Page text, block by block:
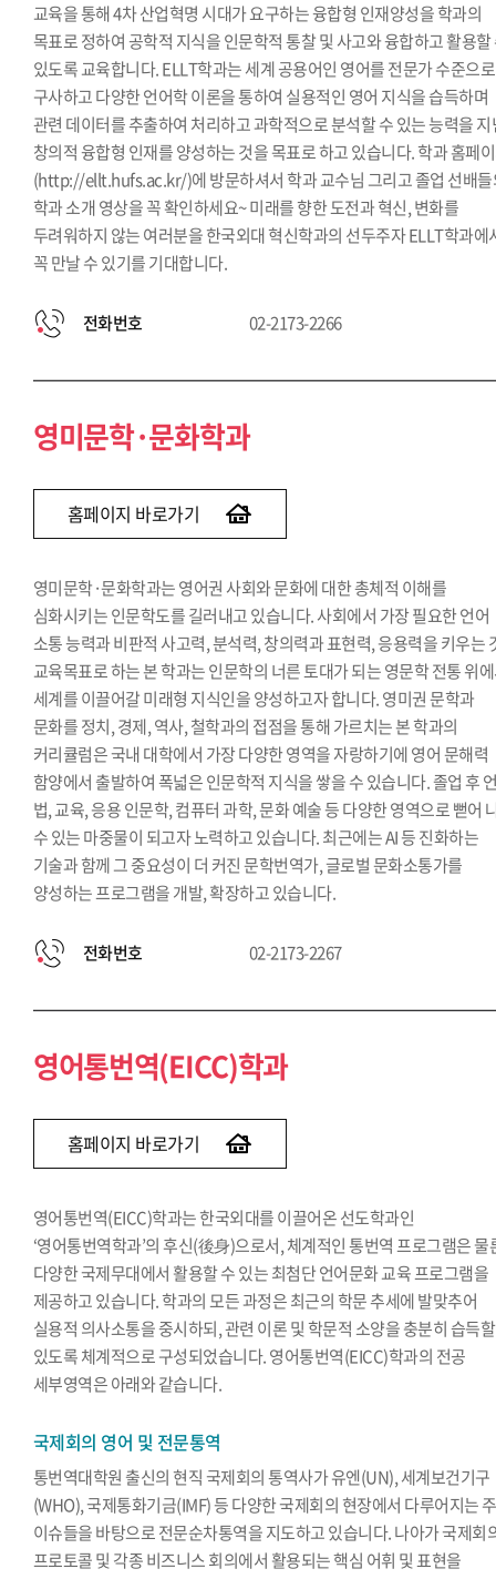
교육을 통해 4차 산업혁명 시대가 요구하는 융합형 인재양성을 학과의
목표로 정하여 공학적 지식을 인문학적 통찰 및 사고와 융합하고 활용할
있도록 교육합니다. ELLT학과는 세계 공용어인 영어를 전문가 수준으로
구사하고 다양한 언어학 이론을 통하여 실용적인 영어 지식을 습득하며
관련 데이터를 추출하여 처리하고 과학적으로 분석할 수 있는 능력을
창의적 융합형 인재를 양성하는 것을 목표로 하고 있습니다. 학과 홈페
(http://ellt.hufs.ac.kr/)에 방문하셔서 학과 교수님 그리고 졸업 선배
학과 소개 영상을 꼭 확인하세요~ 미래를 향한 도전과 혁신, 변화를
두려워하지 않는 여러분을 한국외대 혁신학과의 선두주자 ELLT학과에
꼭 만날 수 있기를 기대합니다.
전화번호 02-2173-2266
영미문학·문화학과
홈페이지 바로가기
영미문학·문화학과는 영어권 사회와 문화에 대한 총체적 이해를
심화시키는 인문학도를 길러내고 있습니다. 사회에서 가장 필요한 언어
소통 능력과 비판적 사고력, 분석력, 창의력과 표현력, 응용력을 키우는
교육목표로 하는 본 학과는 인문학의 너른 토대가 되는 영문학 전통 위
세계를 이끌어갈 미래형 지식인을 양성하고자 합니다. 영미권 문학과
문화를 정치, 경제, 역사, 철학과의 접점을 통해 가르치는 본 학과의
커리큘럼은 국내 대학에서 가장 다양한 영역을 자랑하기에 영어 문해력
함양에서 출발하여 폭넓은 인문학적 지식을 쌓을 수 있습니다. 졸업 후
법, 교육, 응용 인문학, 컴퓨터 과학, 문화 예술 등 다양한 영역으로 뻗어
수 있는 마중물이 되고자 노력하고 있습니다. 최근에는 AI 등 진화하는
기술과 함께 그 중요성이 더 커진 문학번역가, 글로벌 문화소통가를
양성하는 프로그램을 개발, 확장하고 있습니다.
전화번호 02-2173-2267
영어통번역(EICC)학과
홈페이지 바로가기
영어통번역(EICC)학과는 한국외대를 이끌어온 선도학과인
‘영어통번역학과’의 후신(後身)으로서, 체계적인 통번역 프로그램은 물
다양한 국제무대에서 활용할 수 있는 최첨단 언어문화 교육 프로그램을
제공하고 있습니다. 학과의 모든 과정은 최근의 학문 추세에 발맞추어
실용적 의사소통을 중시하되, 관련 이론 및 학문적 소양을 충분히 습득
있도록 체계적으로 구성되었습니다. 영어통번역(EICC)학과의 전공
세부영역은 아래와 같습니다.
국제회의 영어 및 전문통역
통번역대학원 출신의 현직 국제회의 통역사가 유엔(UN), 세계보건기구
(WHO), 국제통화기금(IMF) 등 다양한 국제회의 현장에서 다루어지는
이슈들을 바탕으로 전문순차통역을 지도하고 있습니다. 나아가 국제회
프로토콜 및 각종 비즈니스 회의에서 활용되는 핵심 어휘 및 표현을